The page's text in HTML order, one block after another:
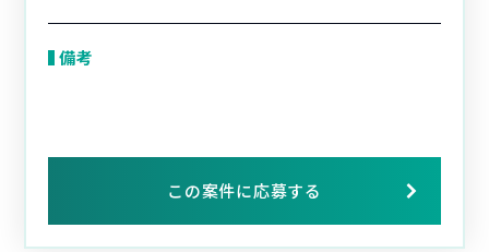
備考
この案件に応募する